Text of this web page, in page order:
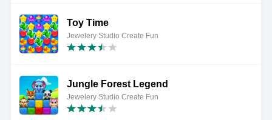
Toy Time
Jewelery Studio Create Fun
Jungle Forest Legend
Jewelery Studio Create Fun